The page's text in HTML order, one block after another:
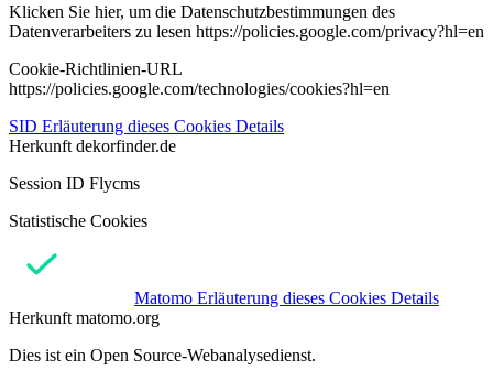
Klicken Sie hier, um die Datenschutzbestimmungen des
Datenverarbeiters zu lesen https://policies.google.com/privacy?hl=en
Cookie-Richtlinien-URL
https://policies.google.com/technologies/cookies?hl=en
SID Erläuterung dieses Cookies Details
Herkunft dekorfinder.de
Session ID Flycms
Statistische Cookies
Matomo Erläuterung dieses Cookies Details
Herkunft matomo.org
Dies ist ein Open Source-Webanalysedienst.